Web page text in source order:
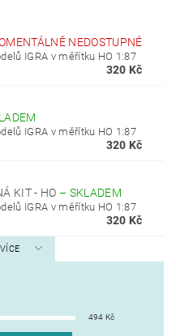
NEDOSTUPNÉ
IGRA v měřítku HO 1:87
320 Kč
IGRA v měřítku HO 1:87
320 Kč
KIT - HO – SKLADEM
IGRA v měřítku HO 1:87
320 Kč
494 Kč